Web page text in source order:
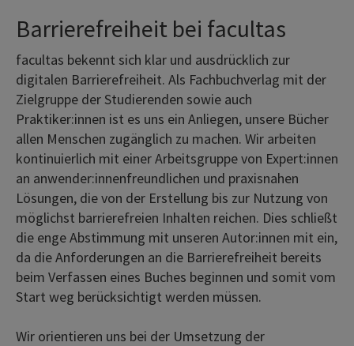
Barrierefreiheit bei facultas
facultas bekennt sich klar und ausdrücklich zur
digitalen Barrierefreiheit. Als Fachbuchverlag mit der
Zielgruppe der Studierenden sowie auch
Praktiker:innen ist es uns ein Anliegen, unsere Bücher
allen Menschen zugänglich zu machen. Wir arbeiten
kontinuierlich mit einer Arbeitsgruppe von Expert:innen
an anwender:innenfreundlichen und praxisnahen
Lösungen, die von der Erstellung bis zur Nutzung von
möglichst barrierefreien Inhalten reichen. Dies schließt
die enge Abstimmung mit unseren Autor:innen mit ein,
da die Anforderungen an die Barrierefreiheit bereits
beim Verfassen eines Buches beginnen und somit vom
Start weg berücksichtigt werden müssen.
Wir orientieren uns bei der Umsetzung der